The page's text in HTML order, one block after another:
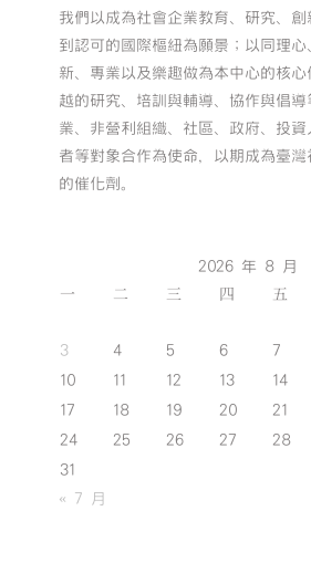
我們以成為社會企業教育、研究、
到認可的國際樞紐為願景；以同理心
新、專業以及樂趣做為本中心的核
越的研究、培訓與輔導、協作與倡
業、非營利組織、社區、政府、投
者等對象合作為使命，以期成為臺
的催化劑。
2026 年 8 月
一 二 三 四 五
3
4 5 6 7
10
11 12 13 14
17
18 19 20 21
24
25 26 27 28
31
« 7 月